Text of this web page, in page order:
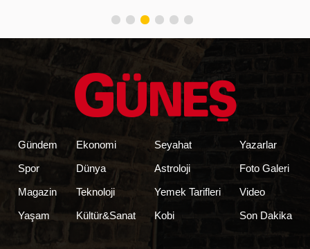
Gündem
Spor
Magazin
Yaşam
Ekonomi
Dünya
Teknoloji
Kültür&Sanat
Seyahat
Astroloji
Yemek Tarifleri
Kobi
Yazarlar
Foto Galeri
Video
Son Dakika